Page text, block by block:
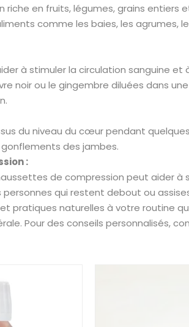
riche en fruits, légumes, grains
comme les baies, les
à stimuler la circulation sanguine et
noir ou le gingembre diluées dans
du niveau du cœur pendant
des jambes.
:
de compression peut aider à
qui restent debout ou
pratiques naturelles à votre routine
Pour des conseils personnalisés,